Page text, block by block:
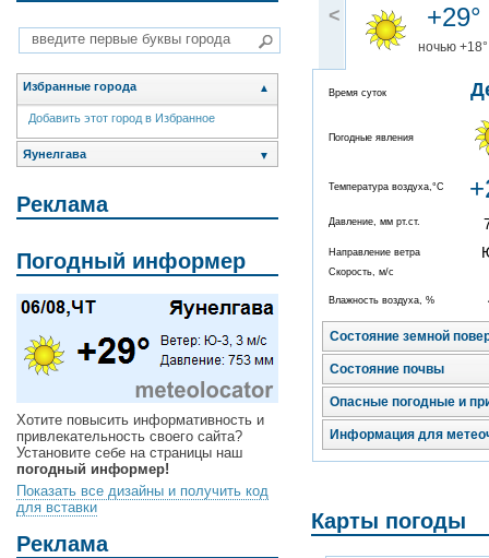
Избранные города ▲
Добавить этот город в Избранное
Яунелгава ▼
Реклама
Погодный информер
Хотите повысить информативность и
привлекательность своего сайта?
Установите себе на страницы наш
погодный информер!
Показать все дизайны и получить код
для вставки
Реклама
< +29°
ночью +18°
Время суток
Погодные явления
Температура воздуха,°C
Давление, мм рт.ст.
Направление ветра
Скорость, м/с
Влажность воздуха, %
Состояние земной
Состояние почвы
Опасные погодные и
Информация для
Карты погоды